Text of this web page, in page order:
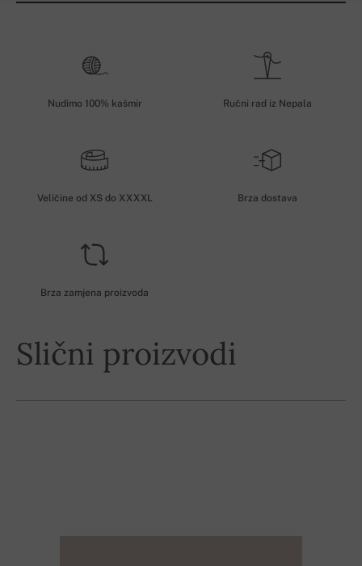
Nudimo 100% kašmir Ručni rad iz Nepala
Veličine od XS do XXXXL Brza dostava
Brza zamjena proizvoda
Slični proizvodi